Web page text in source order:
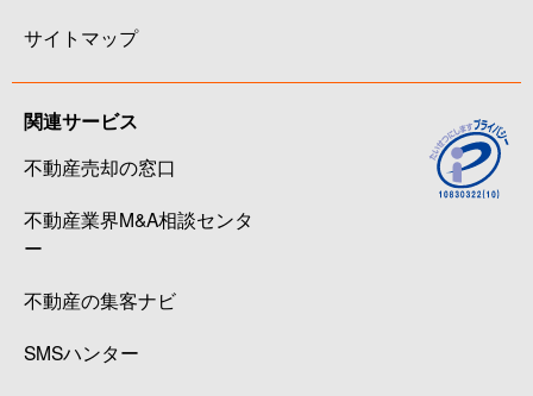
サイトマップ
関連サービス
不動産売却の窓口
不動産業界M&A相談センタ
ー
不動産の集客ナビ
SMSハンター